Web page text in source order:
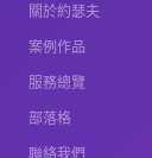
關於約瑟夫
案例作品
服務總覽
部落格
聯絡我們